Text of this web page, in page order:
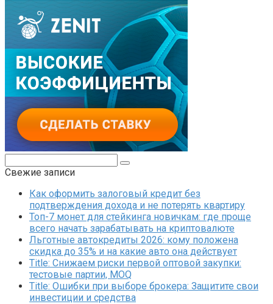
Свежие записи
Как оформить залоговый кредит без
подтверждения дохода и не потерять квартиру
Топ-7 монет для стейкинга новичкам: где проще
всего начать зарабатывать на криптовалюте
Льготные автокредиты 2026: кому положена
скидка до 35% и на какие авто она действует
Title: Снижаем риски первой оптовой закупки:
тестовые партии, MOQ
Title: Ошибки при выборе брокера: Защитите свои
инвестиции и средства